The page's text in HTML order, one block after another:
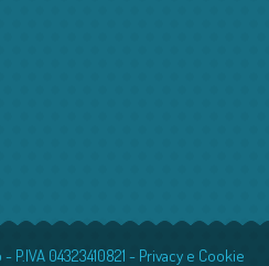
04323410821 - Privacy e Cookie